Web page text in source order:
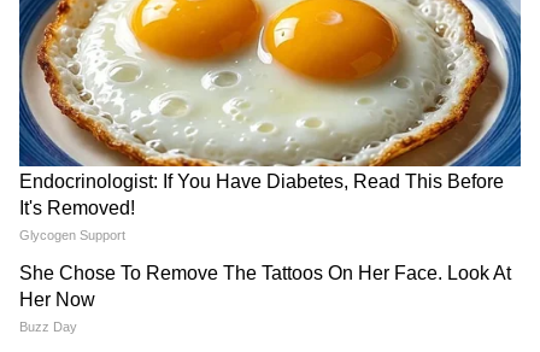
3
12